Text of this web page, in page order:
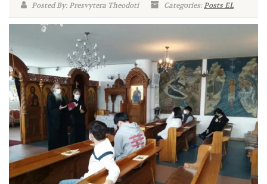
Posted By: Presvytera Theodoti
Categories:Posts EL